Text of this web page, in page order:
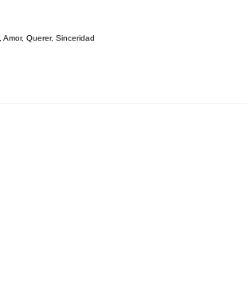
Amor, Querer, Sinceridad